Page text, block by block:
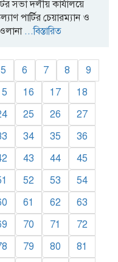
সভা দলীয় কার্যালয়ে
পার্টির চেয়ারম্যান ও
...বিস্তারিত
5 6 7 8
9
16 17
18
25 26
27
34 35
36
43 44
45
52 53
54
61 62
63
70 71
72
79 80
81